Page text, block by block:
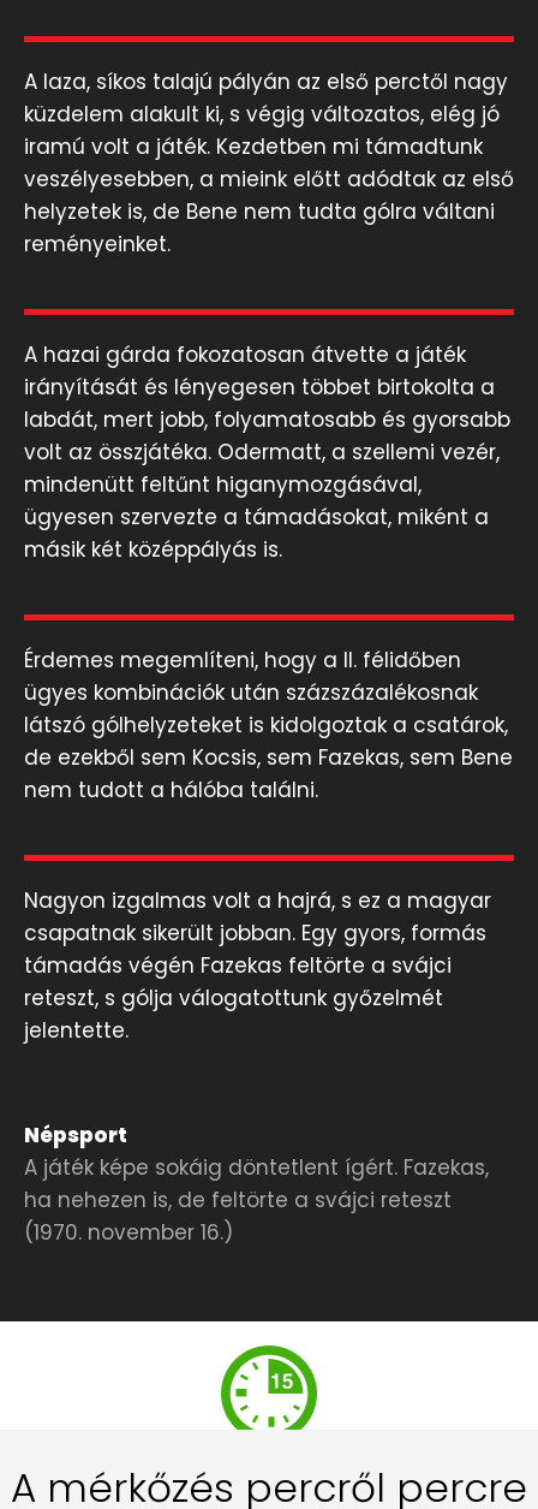
A laza, síkos talajú pályán az első perctől nagy
küzdelem alakult ki, s végig változatos, elég jó
iramú volt a játék. Kezdetben mi támadtunk
veszélyesebben, a mieink előtt adódtak az első
helyzetek is, de Bene nem tudta gólra váltani
reményeinket.
A hazai gárda fokozatosan átvette a játék
irányítását és lényegesen többet birtokolta a
labdát, mert jobb, folyamatosabb és gyorsabb
volt az összjátéka. Odermatt, a szellemi vezér,
mindenütt feltűnt higanymozgásával,
ügyesen szervezte a támadásokat, miként a
másik két középpályás is.
Érdemes megemlíteni, hogy a II. félidőben
ügyes kombinációk után százszázalékosnak
látszó gólhelyzeteket is kidolgoztak a csatárok,
de ezekből sem Kocsis, sem Fazekas, sem Bene
nem tudott a hálóba találni.
Nagyon izgalmas volt a hajrá, s ez a magyar
csapatnak sikerült jobban. Egy gyors, formás
támadás végén Fazekas feltörte a svájci
reteszt, s gólja válogatottunk győzelmét
jelentette.
Népsport
A játék képe sokáig döntetlent ígért. Fazekas,
ha nehezen is, de feltörte a svájci reteszt
(1970. november 16.)
A mérkőzés percről percre